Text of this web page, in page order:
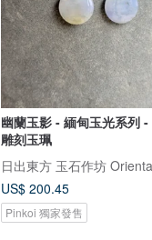
幽蘭玉影 - 緬甸玉光系列
雕刻玉珮
日出東方 玉石作坊
US$ 200.45
Pinkoi 獨家發售